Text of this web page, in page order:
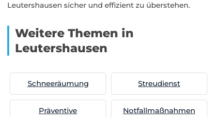
Leutershausen sicher und effizient zu überstehen.
Weitere Themen in
Leutershausen
Schneeräumung Streudienst
Präventive
Notfallmaßnahmen